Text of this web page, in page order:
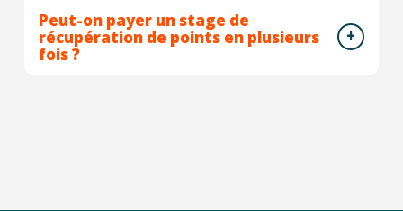
Peut-on payer un stage de
récupération de points en plusieurs
fois ?